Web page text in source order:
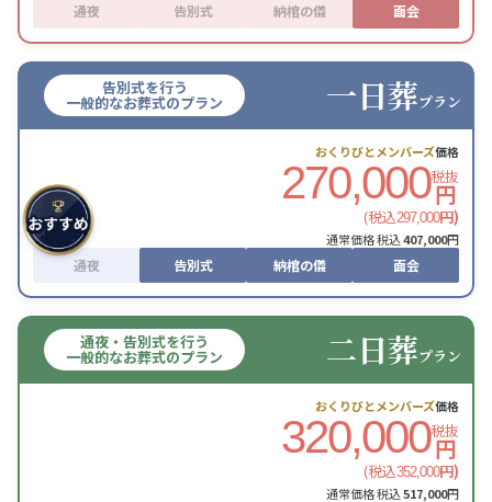
通夜 告別式 納棺の儀 面会
告別式を行う
一般的なお葬式のプラン 一日葬プラン
おくりびとメンバーズ価格
270,000税抜
円
(税込297,000円)
通常価格 税込407,000円
通夜 告別式 納棺の儀 面会
通夜・告別式を行う
一般的なお葬式のプラン 二日葬プラン
おくりびとメンバーズ価格
320,000税抜
円
(税込352,000円)
通常価格 税込517,000円